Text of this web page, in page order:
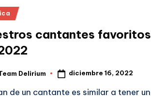
cantantes favoritos
Delirium diciembre 16, 2022
de un cantante es similar a tener un